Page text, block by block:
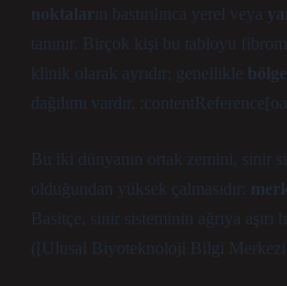
noktalar ın bastırılınca yerel veya
tanınır. Birçok kişi bu tabloyu
klinik olarak ayrıdır; genellikle
dağılımı vardır.
Bu iki dünyanın ortak zemini, sinir
olduğundan yüksek çalmasıdır:
Basitçe, sinir sisteminin ağrıya aşırı
([Ulusal Biyoteknoloji Bilgi